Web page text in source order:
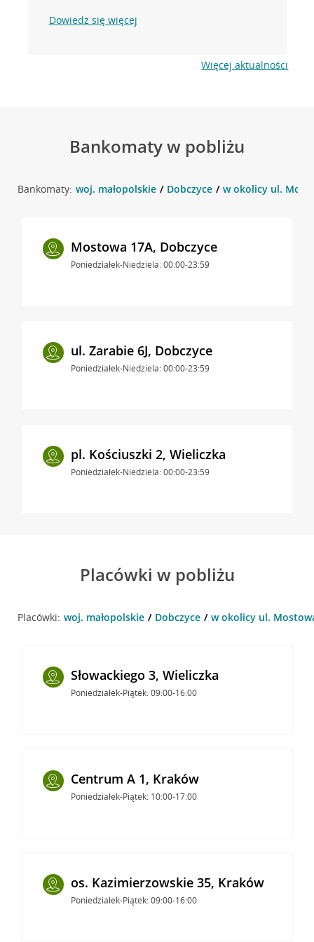
Dowiedz się więcej
Więcej aktualności
Bankomaty w pobliżu
Bankomaty: woj. małopolskie Dobczyce w okolicy ul.
Mostowa 17A, Dobczyce
Poniedziałek-Niedziela: 00:00-23:59
ul. Zarabie 6J, Dobczyce
Poniedziałek-Niedziela: 00:00-23:59
pl. Kościuszki 2, Wieliczka
Poniedziałek-Niedziela: 00:00-23:59
Placówki w pobliżu
Placówki: woj. małopolskie Dobczyce w okolicy ul.
Słowackiego 3, Wieliczka
Poniedziałek-Piątek: 09:00-16:00
Centrum A 1, Kraków
Poniedziałek-Piątek: 10:00-17:00
os. Kazimierzowskie 35, Kraków
Poniedziałek-Piątek: 09:00-16:00